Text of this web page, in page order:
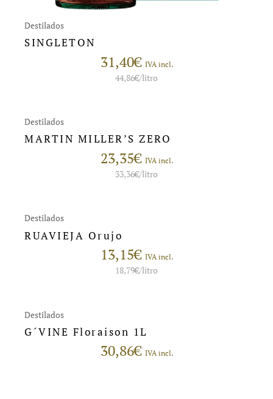
Destilados
SINGLETON
31,40€ IVA incl.
44,86€/litro
Destilados
MARTIN MILLER’S ZERO
23,35€ IVA incl.
33,36€/litro
Destilados
RUAVIEJA Orujo
13,15€ IVA incl.
18,79€/litro
Destilados
G´VINE Floraison 1L
30,86€ IVA incl.